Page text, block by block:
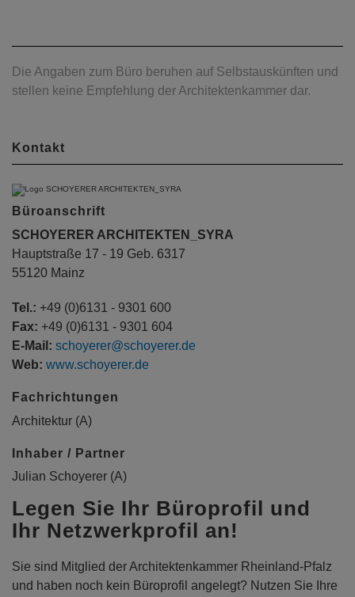
Die Angaben zum Büro beruhen auf Selbstauskünften und
stellen keine Empfehlung der Architektenkammer dar.
Kontakt
Büroanschrift
SCHOYERER ARCHITEKTEN_SYRA
Hauptstraße 17 - 19 Geb. 6317
55120 Mainz
Tel.: +49 (0)6131 - 9301 600
Fax: +49 (0)6131 - 9301 604
E-Mail: schoyerer@schoyerer.de
Web: www.schoyerer.de
Fachrichtungen
Architektur (A)
Inhaber / Partner
Julian Schoyerer (A)
Legen Sie Ihr Büroprofil und
Ihr Netzwerkprofil an!
Sie sind Mitglied der Architektenkammer Rheinland-Pfalz
und haben noch kein Büroprofil angelegt? Nutzen Sie Ihre